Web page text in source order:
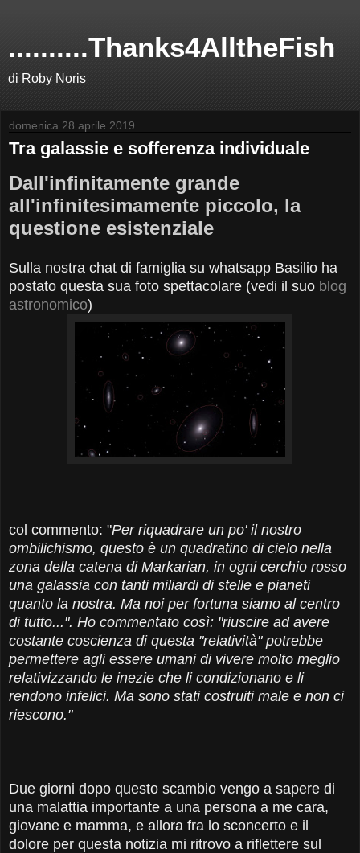
..........Thanks4AlltheFish
di Roby Noris
domenica 28 aprile 2019
Tra galassie e sofferenza individuale
Dall'infinitamente grande
all'infinitesimamente piccolo, la
questione esistenziale
Sulla nostra chat di famiglia su whatsapp Basilio ha
postato questa sua foto spettacolare (vedi il suo blog
astronomico)
col commento: "Per riquadrare un po' il nostro
ombilichismo, questo è un quadratino di cielo nella
zona della catena di Markarian, in ogni cerchio rosso
una galassia con tanti miliardi di stelle e pianeti
quanto la nostra. Ma noi per fortuna siamo al centro
di tutto...". Ho commentato così: "riuscire ad avere
costante coscienza di questa "relatività" potrebbe
permettere agli essere umani di vivere molto meglio
relativizzando le inezie che li condizionano e li
rendono infelici. Ma sono stati costruiti male e non ci
riescono."
Due giorni dopo questo scambio vengo a sapere di
una malattia importante a una persona a me cara,
giovane e mamma, e allora fra lo sconcerto e il
dolore per questa notizia mi ritrovo a riflettere sul